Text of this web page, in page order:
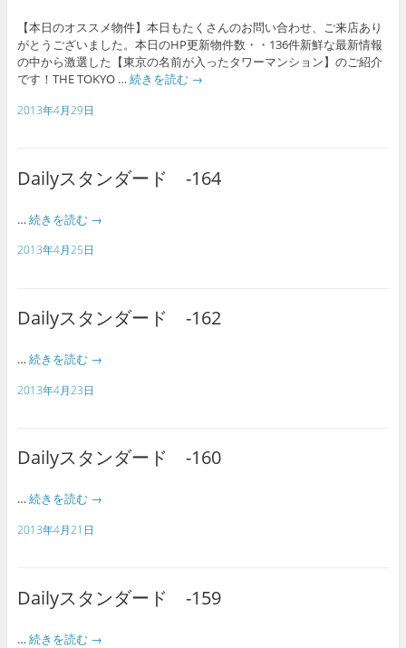
【本日のオススメ物件】本日もたくさんのお問い合わせ、ご来店あり
がとうございました。本日のHP更新物件数・・136件新鮮な最新情報
の中から激選した【東京の名前が入ったタワーマンション】のご紹介
です！THE TOKYO … 続きを読む →
2013年4月29日
Dailyスタンダード -164
… 続きを読む →
2013年4月25日
Dailyスタンダード -162
… 続きを読む →
2013年4月23日
Dailyスタンダード -160
… 続きを読む →
2013年4月21日
Dailyスタンダード -159
… 続きを読む →